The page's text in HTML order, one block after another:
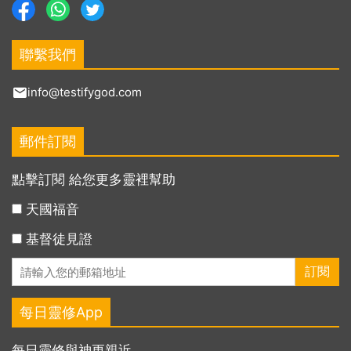
聯繫我們
info@testifygod.com
郵件訂閱
點擊訂閱 給您更多靈裡幫助
天國福音
基督徒見證
每日靈修App